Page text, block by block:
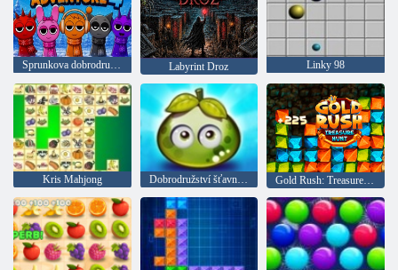
Sprunkova dobrodružství 4 Labyrint Droz Linky 98
Kris Mahjong Dobrodružství šťavnatých bobulí Gold Rush: Treasure Hunter